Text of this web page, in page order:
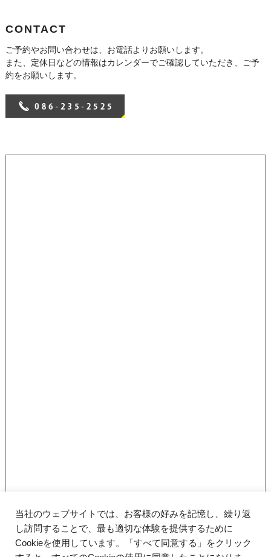
CONTACT
ご予約やお問い合わせは、お電話よりお願いします。
また、定休日などの情報はカレンダーでご確認していただき、ご予
約をお願いします。
当社のウェブサイトでは、お客様の好みを記憶し、繰り返
し訪問することで、最も適切な体験を提供するために
Cookieを使用しています。「すべて同意する」をクリック